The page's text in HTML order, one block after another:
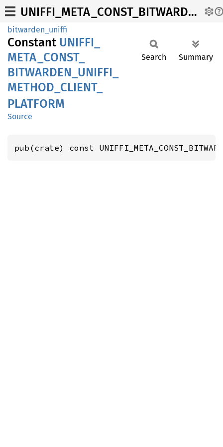
UNIFFI_META_CONST_BITWARDEN_UNIFFI_METHOD_CLIENT_PLATFORM
bitwarden_uniffi
Constant UNIFFI_
META_ CONST_
BITWARDEN_ UNIFFI_
METHOD_ CLIENT_
PLATFORM
Source
Search Summary
pub(crate) const